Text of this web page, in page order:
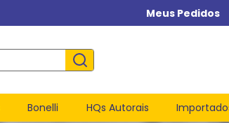
Meus Pedidos
Bonelli HQs Autorais